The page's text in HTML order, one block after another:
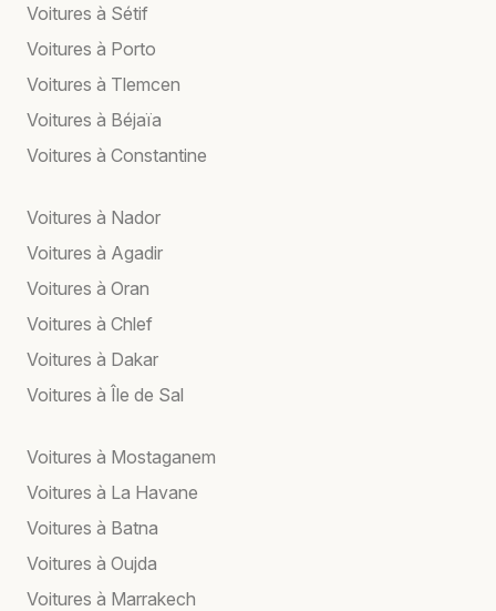
Voitures à Sétif
Voitures à Porto
Voitures à Tlemcen
Voitures à Béjaïa
Voitures à Constantine
Voitures à Nador
Voitures à Agadir
Voitures à Oran
Voitures à Chlef
Voitures à Dakar
Voitures à Île de Sal
Voitures à Mostaganem
Voitures à La Havane
Voitures à Batna
Voitures à Oujda
Voitures à Marrakech